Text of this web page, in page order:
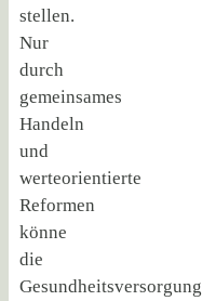
stellen.
Nur
durch
gemeinsames
Handeln
und
werteorientierte
Reformen
könne
die
Gesundheitsversorgung